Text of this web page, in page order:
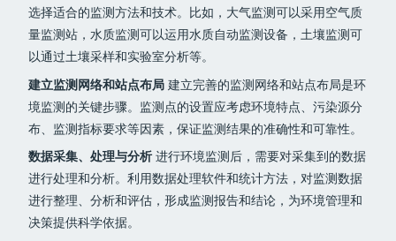
选择适合的监测方法和技术。比如，大气监测可以采用空气质
量监测站，水质监测可以运用水质自动监测设备，土壤监测可
以通过土壤采样和实验室分析等。
建立监测网络和站点布局 建立完善的监测网络和站点布局是环
境监测的关键步骤。监测点的设置应考虑环境特点、污染源分
布、监测指标要求等因素，保证监测结果的准确性和可靠性。
数据采集、处理与分析 进行环境监测后，需要对采集到的数据
进行处理和分析。利用数据处理软件和统计方法，对监测数据
进行整理、分析和评估，形成监测报告和结论，为环境管理和
决策提供科学依据。